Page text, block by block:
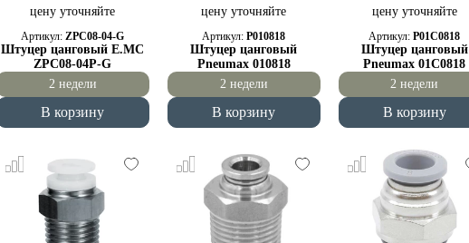
цену уточняйте
Артикул:ZPC08-04-G
Штуцер цанговый E.MC
ZPC08-04P-G
2 недели
В корзину
цену уточняйте
Артикул:P010818
Штуцер цанговый
Pneumax 010818
2 недели
В корзину
цену уточняйте
Артикул:P01C0818
Штуцер цанговый
Pneumax 01C0818
2 недели
В корзину